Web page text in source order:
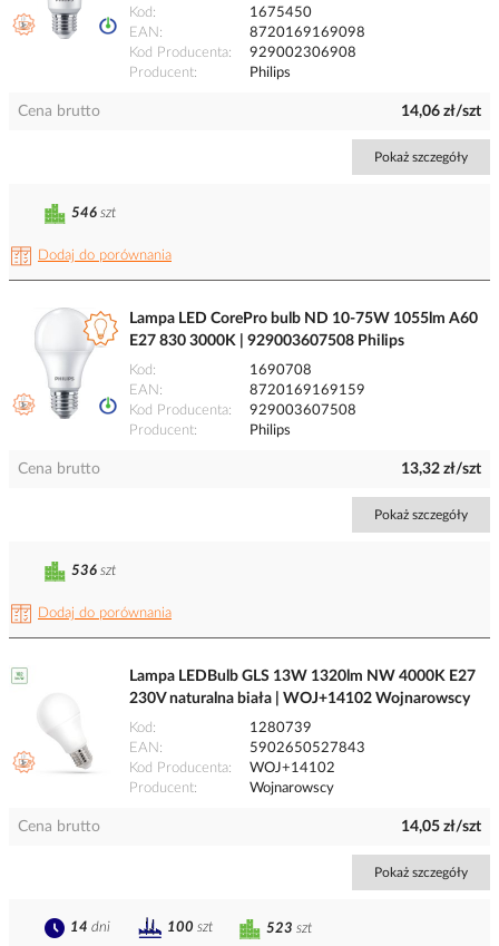
Kod
1675450
EAN
8720169169098
Kod Producenta
929002306908
Producent
Philips
Cena brutto 14,06 zł/szt
Pokaż szczegóły
Dodaj do porównania
546 szt
Lampa LED CorePro bulb ND 10-75W 1055lm A60
E27 830 3000K | 929003607508 Philips
Kod
1690708
EAN
8720169169159
Kod Producenta
929003607508
Producent
Philips
Cena brutto 13,32 zł/szt
Pokaż szczegóły
Dodaj do porównania
536 szt
Lampa LEDBulb GLS 13W 1320lm NW 4000K E27
230V naturalna biała | WOJ+14102 Wojnarowscy
Kod
1280739
EAN
5902650527843
Kod Producenta
WOJ+14102
Producent
Wojnarowscy
Cena brutto 14,05 zł/szt
Pokaż szczegóły
523 szt
14 dni 100 szt